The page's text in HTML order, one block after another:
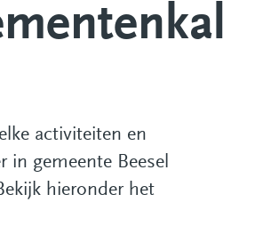
activiteiten en
in gemeente Beesel
hieronder het